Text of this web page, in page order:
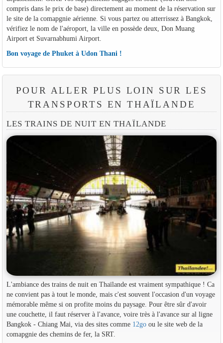
compris dans le prix de base) directement au moment de la réservation sur
le site de la comapgnie aérienne. Si vous partez ou atterrissez à Bangkok,
vérifiez le nom de l'aéroport, la ville en possède deux, Don Muang
Airport et Suvarnabhumi Airport.
Bon voyage de Phuket à Udon Thani !
POUR ALLER PLUS LOIN SUR LES
TRANSPORTS EN THAÏLANDE
LES TRAINS DE NUIT EN THAÏLANDE
L'ambiance des trains de nuit en Thaïlande est vraiment sympathique ! Ca
ne convient pas à tout le monde, mais c'est souvent l'occasion d'un voyage
mémorable même si on profite moins du paysage. Pour être sûr d'avoir
une couchette, il faut réserver à l'avance, voire très à l'avance sur al ligne
Bangkok - Chiang Mai, via des sites comme 12goou le site web de la
comapgnie des chemins de fer, la SRT.